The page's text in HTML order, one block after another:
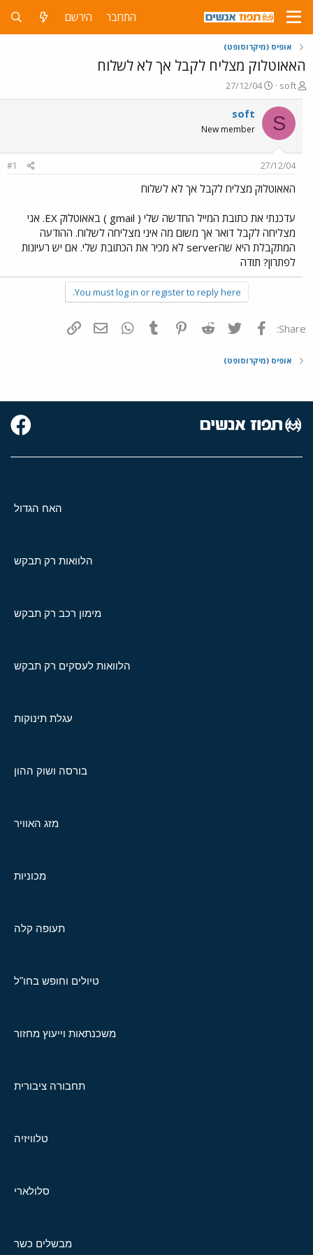
התחבר הירשם
אופיס (מיקרוסופט)
האאוטלוק מצליח לקבל אך לא לשלוח
פ
ו
ת
ח
ה
ש
א
soft
פ
ו
ס
ת
א
ר
27/12/04
S
soft
New member
27/12/04
#1
האאוטלוק מצליח לקבל אך לא לשלוח
עדכנתי את כתובת המייל החדשה שלי ( gmail ) באאוטלוק EX. אני
מצליחה לקבל דואר אך משום מה איני מצליחה לשלוח. ההודעה
המתקבלת היא שהserver לא מכיר את הכתובת שלי. אם יש רעיונות
לפתרון? תודה
You must log in or register to reply here.
Share: פייסבוק Twitter
Reddit
Pinterest
Tumblr
WhatsAppדואר אלקטרוני
אופיס (מיקרוסופט)
האח הגדול
הלוואות רק תבקש
מימון רכב רק תבקש
הלוואות לעסקים רק תבקש
עגלת תינוקות
בורסה ושוק ההון
מזג האוויר
מכוניות
תעופה קלה
טיולים וחופש בחו"ל
משכנתאות וייעוץ מחזור
תחבורה ציבורית
טלוויזיה
סלולארי
מבשלים כשר